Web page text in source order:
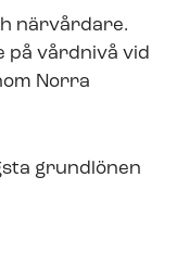
närvårdare.
på vårdnivå vid
Norra
grundlönen